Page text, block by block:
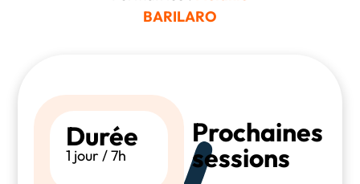
BARILARO
Durée
1 jour / 7h
Prochaines
sessions